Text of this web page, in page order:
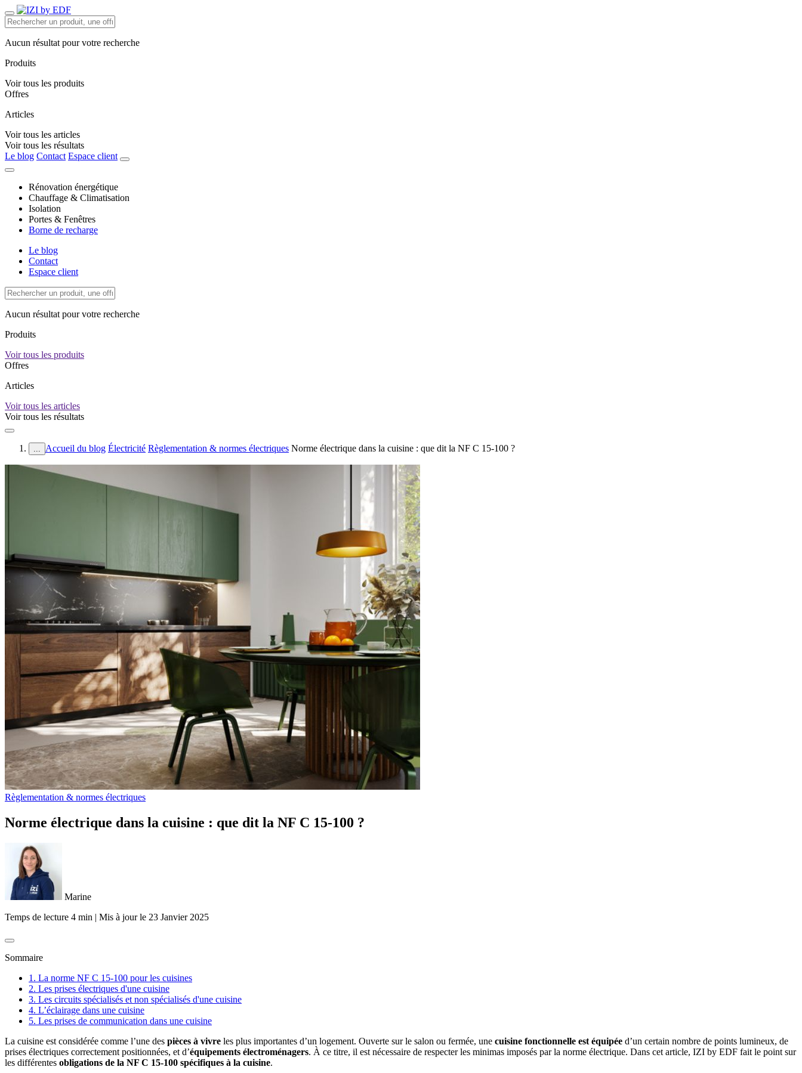
Aucun résultat pour votre recherche
Produits
Voir tous les produits
Offres
Articles
Voir tous les articles
Voir tous les résultats
Le blog Contact Espace client
Rénovation énergétique
Chauffage & Climatisation
Isolation
Portes & Fenêtres
Borne de recharge
Le blog
Contact
Espace client
Aucun résultat pour votre recherche
Produits
Voir tous les produits
Offres
Articles
Voir tous les articles
Voir tous les résultats
... Accueil du blog Électricité Règlementation & normes électriques Norme électrique dans la cuisine : que dit la NF C 15-100 ?
Règlementation & normes électriques
Norme électrique dans la cuisine : que dit la NF C 15-100 ?
Marine
Temps de lecture 4 min | Mis à jour le 23 Janvier 2025
Sommaire
1. La norme NF C 15-100 pour les cuisines
2. Les prises électriques d'une cuisine
3. Les circuits spécialisés et non spécialisés d'une cuisine
4. L’éclairage dans une cuisine
5. Les prises de communication dans une cuisine
La cuisine est considérée comme l’une des pièces à vivre les plus importantes d’un logement. Ouverte sur le salon ou fermée, une cuisine fonctionnelle est équipée d’un certain nombre de points lumineux, de
prises électriques correctement positionnées, et d’équipements électroménagers. À ce titre, il est nécessaire de respecter les minimas imposés par la norme électrique. Dans cet article, IZI by EDF fait le point sur
les différentes obligations de la NF C 15-100 spécifiques à la cuisine.